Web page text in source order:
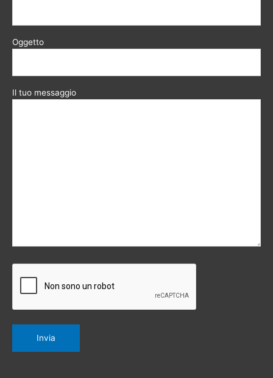
Oggetto
Il tuo messaggio